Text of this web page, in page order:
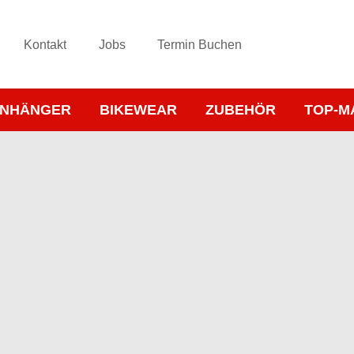
Kontakt Jobs Termin Buchen
BIKEWEAR ZUBEHÖR TOP-